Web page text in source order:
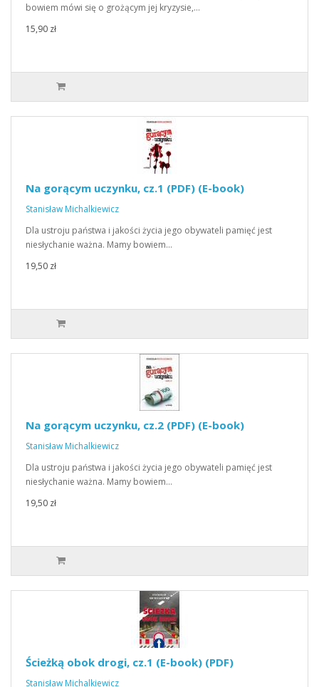
bowiem mówi się o grożącym jej kryzysie,…
15,90 zł
Na gorącym uczynku, cz.1 (PDF) (E-book)
Stanisław Michalkiewicz
Dla ustroju państwa i jakości życia jego obywateli pamięć jest
niesłychanie ważna. Mamy bowiem…
19,50 zł
Na gorącym uczynku, cz.2 (PDF) (E-book)
Stanisław Michalkiewicz
Dla ustroju państwa i jakości życia jego obywateli pamięć jest
niesłychanie ważna. Mamy bowiem…
19,50 zł
Ścieżką obok drogi, cz.1 (E-book) (PDF)
Stanisław Michalkiewicz